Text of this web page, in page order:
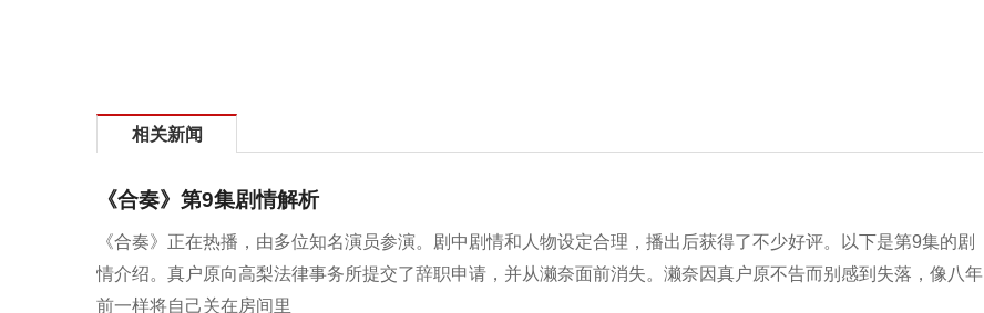
相关新闻
《合奏》第9集剧情解析
《合奏》正在热播，由多位知名演员参演。剧中剧情和人物设定合理，播出后获得了不少好评。以下是第9集的剧
情介绍。真户原向高梨法律事务所提交了辞职申请，并从濑奈面前消失。濑奈因真户原不告而别感到失落，像八年
前一样将自己关在房间里